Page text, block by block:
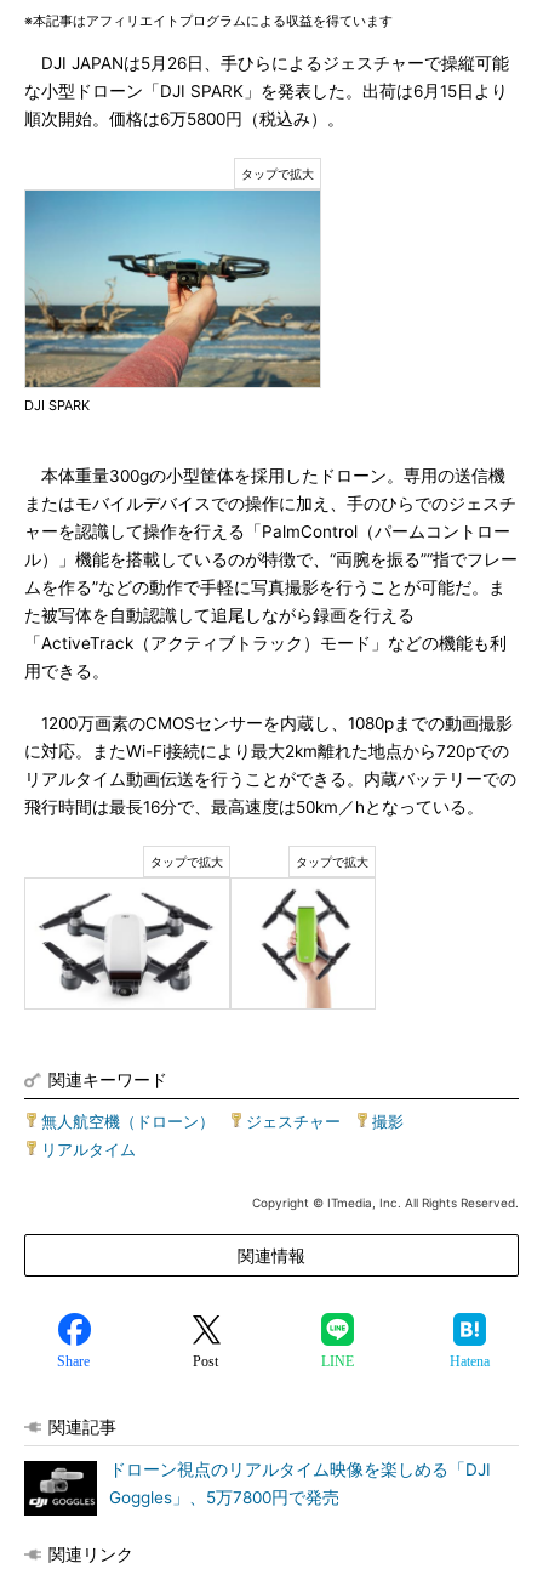
※本記事はアフィリエイトプログラムによる収益を得ています
DJI JAPANは5月26日、手ひらによるジェスチャーで操縦可能
な小型ドローン「DJI SPARK」を発表した。出荷は6月15日より
順次開始。価格は6万5800円（税込み）。
DJI SPARK
本体重量300gの小型筐体を採用したドローン。専用の送信機
またはモバイルデバイスでの操作に加え、手のひらでのジェスチ
ャーを認識して操作を行える「PalmControl（パームコントロー
ル）」機能を搭載しているのが特徴で、“両腕を振る”“指でフレー
ムを作る”などの動作で手軽に写真撮影を行うことが可能だ。ま
た被写体を自動認識して追尾しながら録画を行える
「ActiveTrack（アクティブトラック）モード」などの機能も利
用できる。
1200万画素のCMOSセンサーを内蔵し、1080pまでの動画撮影
に対応。またWi-Fi接続により最大2km離れた地点から720pでの
リアルタイム動画伝送を行うことができる。内蔵バッテリーでの
飛行時間は最長16分で、最高速度は50km／hとなっている。
関連キーワード
無人航空機（ドローン） ジェスチャー 撮影
リアルタイム
Copyright © ITmedia, Inc. All Rights Reserved.
関連情報
Share Post LINE Hatena
関連記事
ドローン視点のリアルタイム映像を楽しめる「DJI
Goggles」、5万7800円で発売
関連リンク